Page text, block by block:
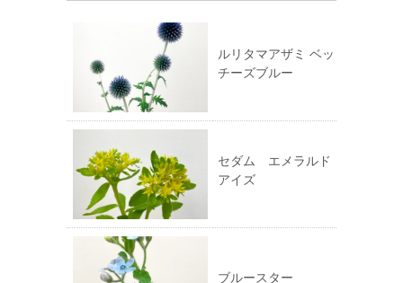
ウ
で
開
き
ま
す)
い
(新
し
い
ウ
ィ
ウ
で
開
き
ま
す)
ルリタマアザミ ベッ
チーズブルー
セダム エメラルド
アイズ
ブルースター